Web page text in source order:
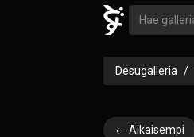
Desugalleria
← Aikaisempi